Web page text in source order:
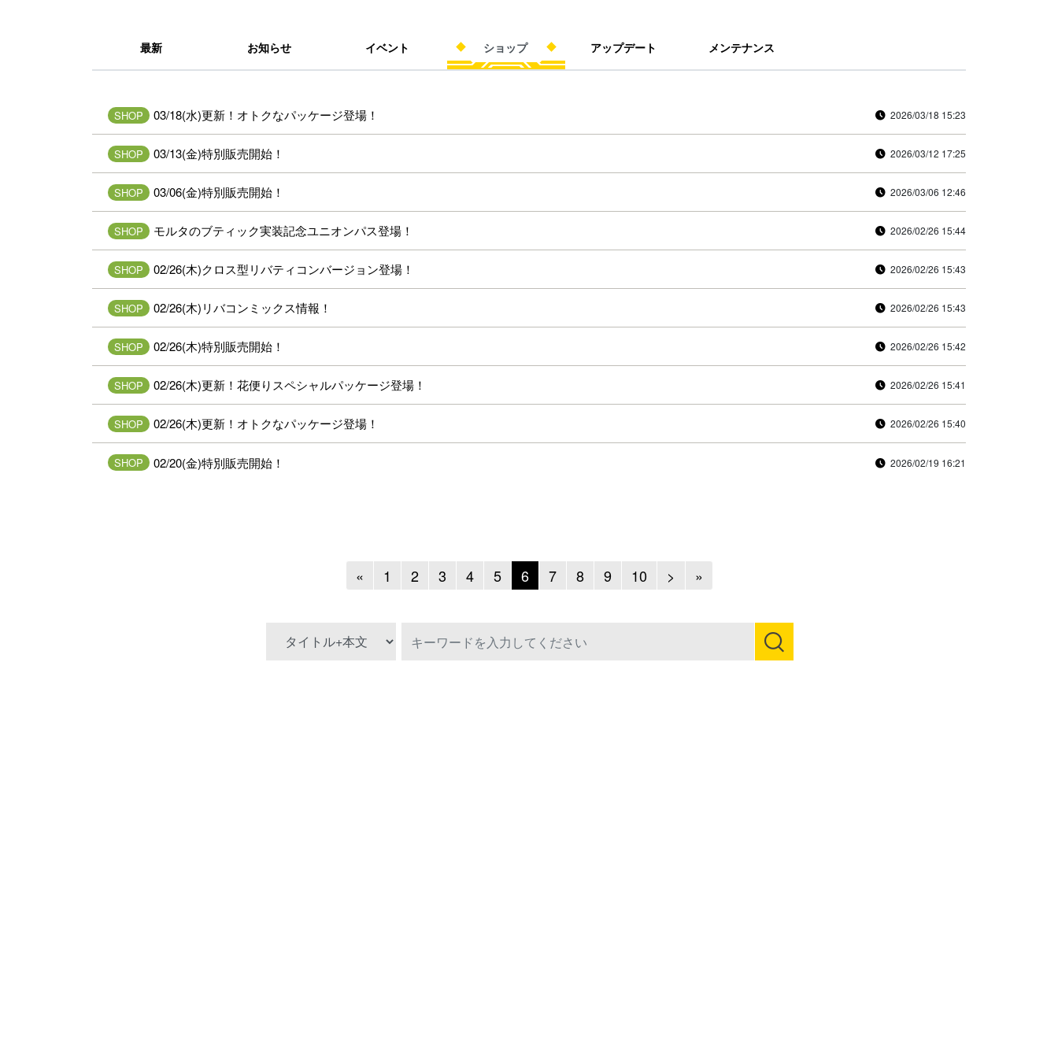
最新 お知らせ イベント ショップ アップデート メンテナンス
SHOP 03/18(水)更新！オトクなパッケージ登場！ 2026/03/18 15:23
SHOP 03/13(金)特別販売開始！ 2026/03/12 17:25
SHOP 03/06(金)特別販売開始！ 2026/03/06 12:46
SHOP モルタのブティック実装記念ユニオンパス登場！ 2026/02/26 15:44
SHOP 02/26(木)クロス型リバティコンバージョン登場！ 2026/02/26 15:43
SHOP 02/26(木)リバコンミックス情報！ 2026/02/26 15:43
SHOP 02/26(木)特別販売開始！ 2026/02/26 15:42
SHOP 02/26(木)更新！花便りスペシャルパッケージ登場！ 2026/02/26 15:41
SHOP 02/26(木)更新！オトクなパッケージ登場！ 2026/02/26 15:40
SHOP 02/20(金)特別販売開始！ 2026/02/19 16:21
«Previous
1 2 3 4 5 6 7 8 9 10 > Next
»